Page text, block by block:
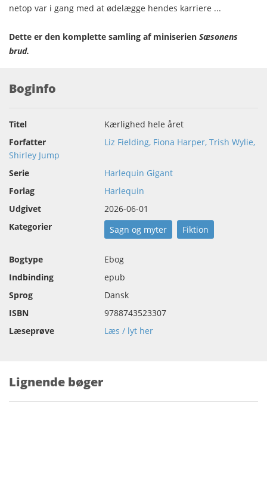
netop var i gang med at ødelægge hendes karriere ...
Dette er den komplette samling af miniserien Sæsonens
brud.
Boginfo
Titel
Kærlighed hele året
Forfatter
Liz Fielding, Fiona Harper, Trish Wylie,
Shirley Jump
Serie
Harlequin Gigant
Forlag
Harlequin
Udgivet
2026-06-01
Kategorier
Sagn og myter Fiktion
Bogtype
Ebog
Indbinding
epub
Sprog
Dansk
ISBN
9788743523307
Læseprøve
Læs / lyt her
Lignende bøger